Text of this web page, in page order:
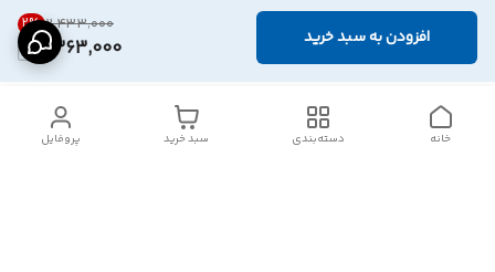
۲٬۴۳۳٬۰۰۰ 2%
2,363,000 افزودن به سبد خرید
پروفایل سبد خرید دسته‌بندی خانه